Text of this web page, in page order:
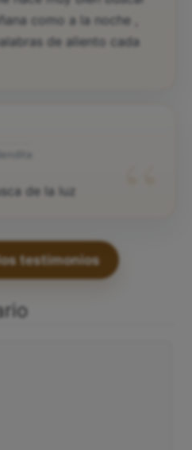
como a la noche ,
de aliento cada
de la luz
testimonios